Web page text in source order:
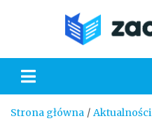
Strona główna
Aktualności